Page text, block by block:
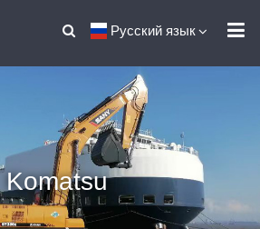
Русский язык
Komatsu